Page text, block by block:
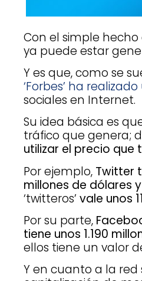
Con el simple
ya puede estar
Y es que, como se
‘Forbes’ ha
sociales en Internet.
Su idea básica es
tráfico que genera;
utilizar el precio que
Por ejemplo, Twitter
millones de dólares
‘twitteros’ vale unos
Por su parte,
tiene unos 1.190
ellos tiene un valor
Y en cuanto a la